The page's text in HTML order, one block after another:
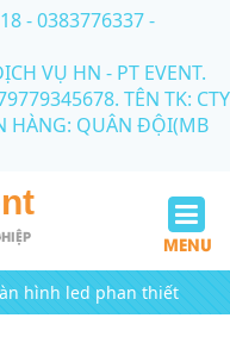
- 0383776337 -
VỤ HN - PT EVENT.
TÊN TK: CTY
HÀNG: QUÂN ĐỘI(MB
MENU
hình led phan thiết